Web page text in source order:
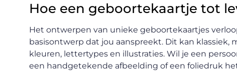
Hoe een geboortekaartje tot
Het ontwerpen van unieke geboortekaartjes
basisontwerp dat jou aanspreekt. Dit kan klassiek,
kleuren, lettertypes en illustraties. Wil je een
een handgetekende afbeelding of een foliedruk